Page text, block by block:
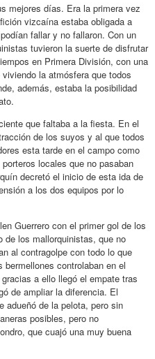
mejores días. Era la primera vez
vizcaína estaba obligada a
fallar y no fallaron. Con un
tuvieron la suerte de disfrutar
en Primera División, con una
la atmósfera que todos
además, estaba la posibilidad
que faltaba a la fiesta. En el
de los suyos y al que todos
esta tarde en el campo como
locales que no pasaban
decretó el inicio de esta ida de
a los dos equipos por lo
Guerrero con el primer gol de los
los mallorquinistas, que no
al contragolpe con todo lo que
controlaban en el
a ello llegó el empate tras
de ampliar la diferencia. El
adueñó de la pelota, pero sin
posibles, pero no
que cuajó una muy buena